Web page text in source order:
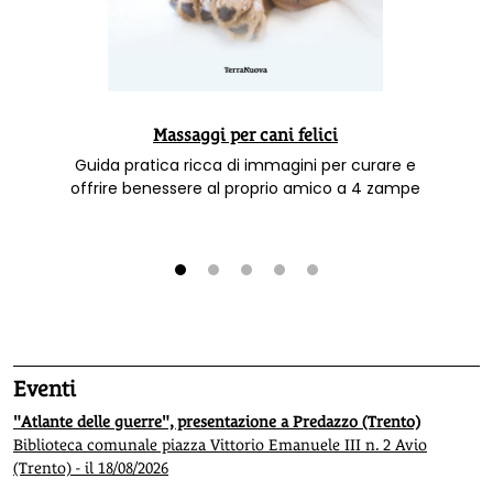
Massaggi per cani felici
Guida pratica ricca di immagini per curare e
offrire benessere al proprio amico a 4 zampe
Eventi
"Atlante delle guerre", presentazione a Predazzo (Trento)
Biblioteca comunale piazza Vittorio Emanuele III n. 2 Avio
(Trento) - il 18/08/2026